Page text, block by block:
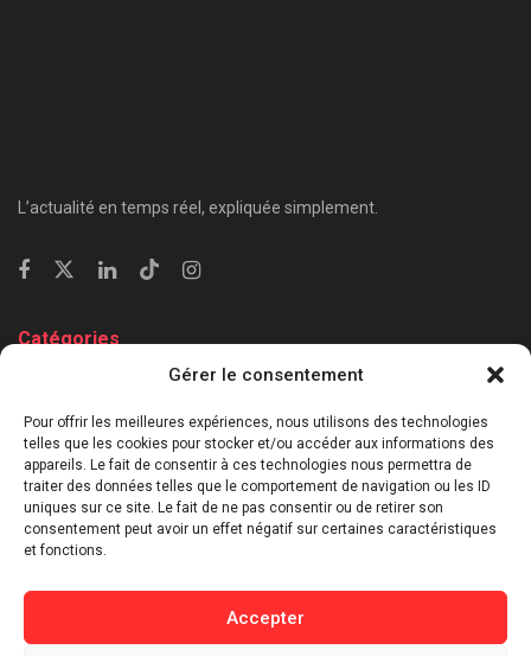
Gérer le consentement
Pour offrir les meilleures expériences, nous utilisons des technologies
telles que les cookies pour stocker et/ou accéder aux informations des
appareils. Le fait de consentir à ces technologies nous permettra de
traiter des données telles que le comportement de navigation ou les ID
uniques sur ce site. Le fait de ne pas consentir ou de retirer son
consentement peut avoir un effet négatif sur certaines caractéristiques
et fonctions.
Accepter
L’actualité en temps réel, expliquée simplement.
Catégories
Économie & Business
⁠Culture & Divertissement
⁠Tech & Innovation
Sport
Lifestyle